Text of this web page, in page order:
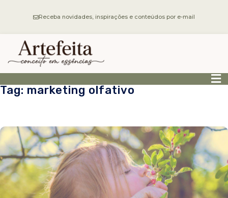
Receba novidades, inspirações e conteúdos por e-mail
Tag: marketing olfativo